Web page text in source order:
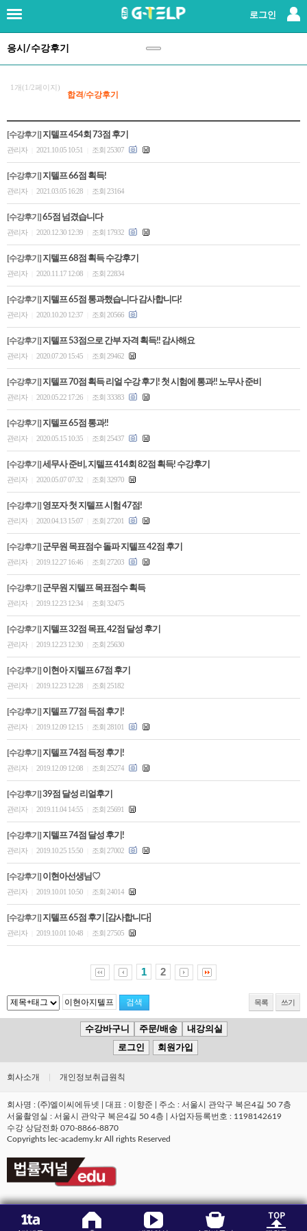
로그인
×
로그인|회원가입
지텔프란?
강사소개
패키지강좌
단과강좌
레벨테스트
응시/수강후기(147)
고객센터
수강바구니| 주문/배송
응시/수강후기
합격/수강후기
1개(1/2페이지)
[수강후기] 지텔프 454회 73점 후기
관리자 2021.10.05 10:51 조회 25307
[수강후기] 지텔프 66점 획득!
관리자 2021.03.05 16:28 조회 23164
[수강후기] 65점 넘겼습니다
관리자 2020.12.30 12:39 조회 17932
[수강후기] 지텔프 68점 획득 수강후기
관리자 2020.11.17 12:08 조회 22834
[수강후기] 지텔프 65점 통과했습니다 감사합니다!
관리자 2020.10.20 12:37 조회 20566
[수강후기] 지텔프 53점으로 간부 자격 획득!! 감사해요
관리자 2020.07.20 15:45 조회 29462
[수강후기] 지텔프 70점 획득 리얼 수강 후기! 첫 시험에 통과!! 노무사 준비
관리자 2020.05.22 17:26 조회 33383
[수강후기] 지텔프 65점 통과!!
관리자 2020.05.15 10:35 조회 25437
[수강후기] 세무사 준비, 지텔프 414회 82점 획득! 수강후기
관리자 2020.05.07 07:32 조회 32970
[수강후기] 영포자 첫 지텔프 시험 47점!
관리자 2020.04.13 15:07 조회 27201
[수강후기] 군무원 목표점수 돌파 지텔프 42점 후기
관리자 2019.12.27 16:46 조회 27203
[수강후기] 군무원 지텔프 목표점수 획득
관리자 2019.12.23 12:34 조회 32475
[수강후기] 지텔프 32점 목표, 42점 달성 후기
관리자 2019.12.23 12:30 조회 25630
[수강후기] 이현아 지텔프 67점 후기
관리자 2019.12.23 12:28 조회 25182
[수강후기] 지텔프 77점 득점 후기!
관리자 2019.12.09 12:15 조회 28101
[수강후기] 지텔프 74점 득정 후기!
관리자 2019.12.09 12:08 조회 25274
[수강후기] 39점 달성 리얼후기
관리자 2019.11.04 14:55 조회 25691
[수강후기] 지텔프 74점 달성 후기!
관리자 2019.10.25 15:50 조회 27002
[수강후기] 이현아선생님♡
관리자 2019.10.01 10:50 조회 24014
[수강후기] 지텔프 65점 후기 [감사합니다]
관리자 2019.10.01 10:48 조회 27505
1 2
목록 쓰기
수강바구니 주문/배송
내강의실
로그인
회원가입
회사소개 개인정보취급원칙
회사명 : (주)엘이씨에듀넷 | 대표 : 이향준 | 주소 : 서울시 관악구 복은4길 50 7층
서울촬영실 : 서울시 관악구 복은4길 50 4층 | 사업자등록번호 : 1198142619
수강 상담전화 070-8866-8870
Copyrights lec-academy.kr All rights Reserved